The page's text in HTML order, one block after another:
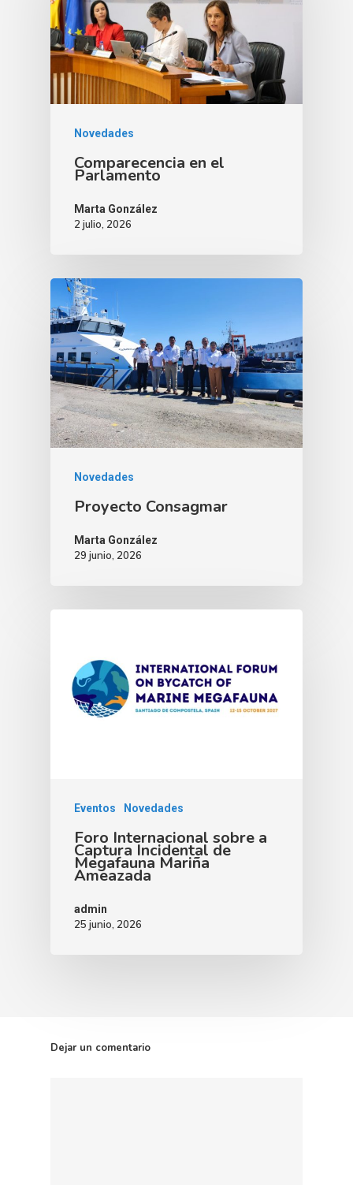
Novedades
Comparecencia en el
Parlamento
Marta González
2 julio, 2026
Novedades
Proyecto Consagmar
Marta González
29 junio, 2026
Eventos Novedades
Foro Internacional sobre a
Captura Incidental de
Megafauna Mariña
Ameazada
admin
25 junio, 2026
Dejar un comentario